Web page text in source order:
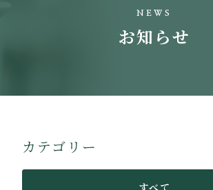
NEWS
お知らせ
カテゴリー